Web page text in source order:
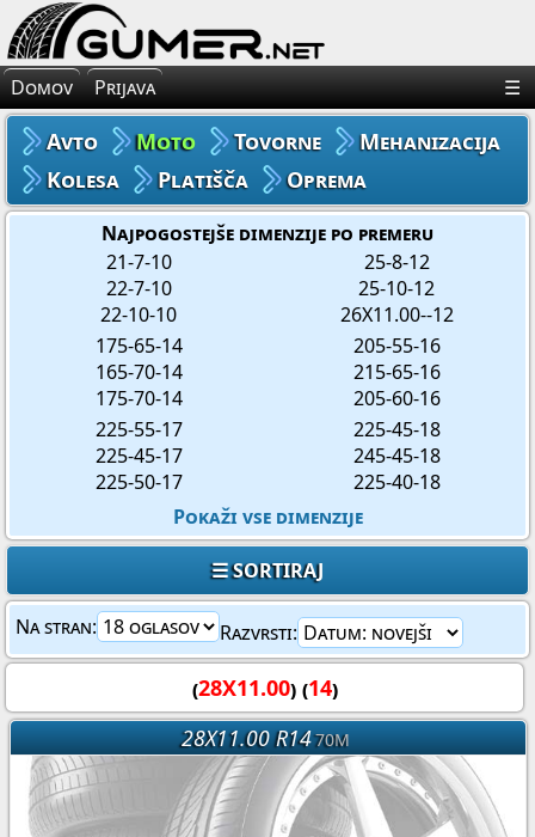
×
Avto Gume
Moto Gume
Tovorne Gume
Gume za Mehanizacijo
Gume za Kolo
Domov Prijava ☰
Avto Moto Tovorne
Mehanizacija
Kolesa
Platišča Oprema
Najpogostejše dimenzije po premeru
21-7-10
22-7-10
22-10-10
25-8-12
25-10-12
26X11.00--12
175-65-14
165-70-14
175-70-14
205-55-16
215-65-16
205-60-16
225-55-17
225-45-17
225-50-17
225-45-18
245-45-18
225-40-18
Pokaži vse dimenzije
☰ SORTIRAJ
Na stran: Razvrsti:
(28X11.00) (14)
28X11.00 R1470M